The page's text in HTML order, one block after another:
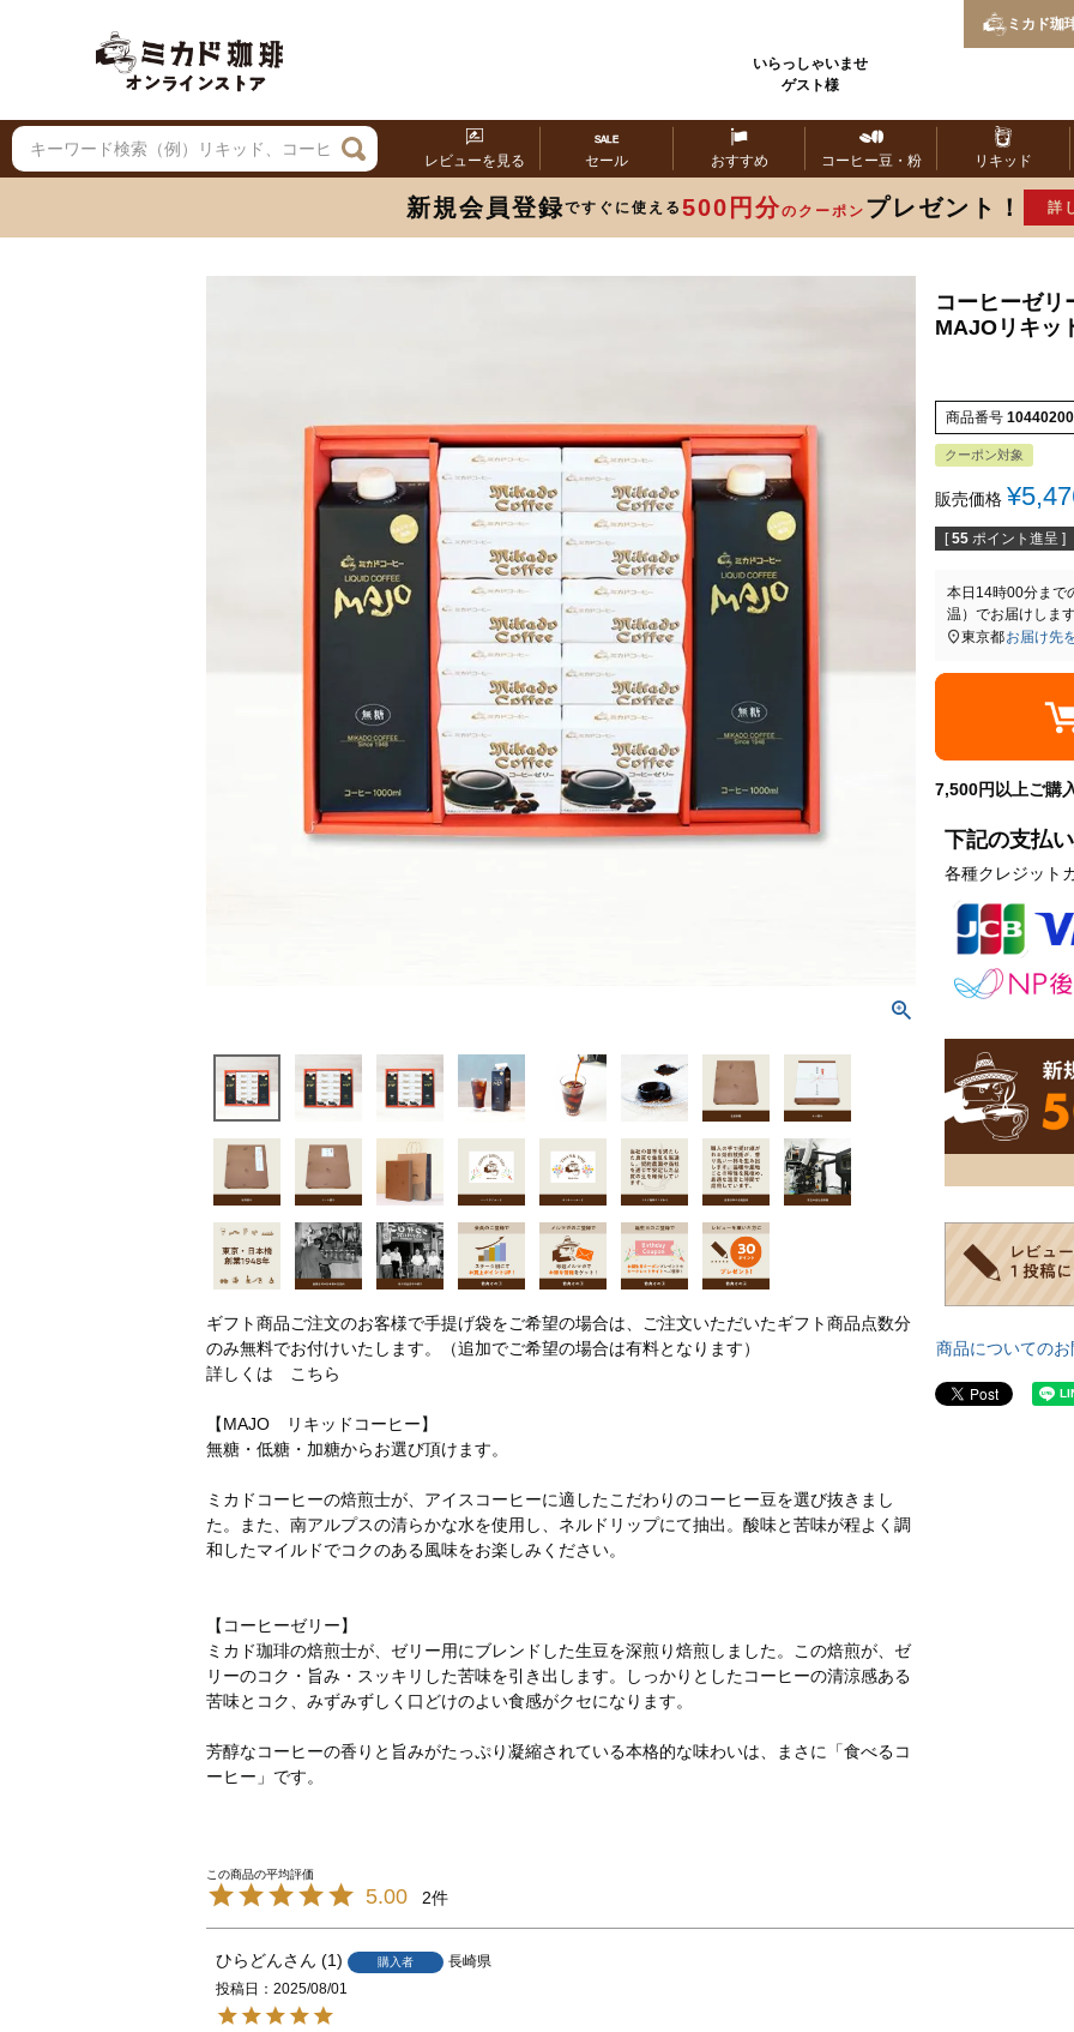
いらっしゃいませ
ゲスト様
ミカド珈
レビューを見る セール おすすめ コーヒー豆・粉 リキッド
新規会員登録ですぐに使える 500円分のクーポン プレゼント！ 詳
ギフト商品ご注文のお客様で手提げ袋をご希望の場合は、ご注文いただいたギフト商品点数分
のみ無料でお付けいたします。（追加でご希望の場合は有料となります）
詳しくは
こちら
【MAJO リキッドコーヒー】
無糖・低糖・加糖からお選び頂けます。
ミカドコーヒーの焙煎士が、アイスコーヒーに適したこだわりのコーヒー豆を選び抜きまし
た。また、南アルプスの清らかな水を使用し、ネルドリップにて抽出。酸味と苦味が程よく調
和したマイルドでコクのある風味をお楽しみください。
【コーヒーゼリー】
ミカド珈琲の焙煎士が、ゼリー用にブレンドした生豆を深煎り焙煎しました。この焙煎が、ゼ
リーのコク・旨み・スッキリした苦味を引き出します。しっかりとしたコーヒーの清涼感ある
苦味とコク、みずみずしく口どけのよい食感がクセになります。
芳醇なコーヒーの香りと旨みがたっぷり凝縮されている本格的な味わいは、まさに「食べるコ
ーヒー」です。
コーヒーゼリ
MAJOリキッ
商品番号
クーポン対象
販売価格 ¥
[ 55 ポイント進呈 ]
本日 14時00分まで
温） でお届けします
東京都お届け先
7,500円以上ご購
下記の支払
各種クレジット
商品についての
5.00 2
ひらどん 1 購入者
長崎県
投稿日
2025/08/01